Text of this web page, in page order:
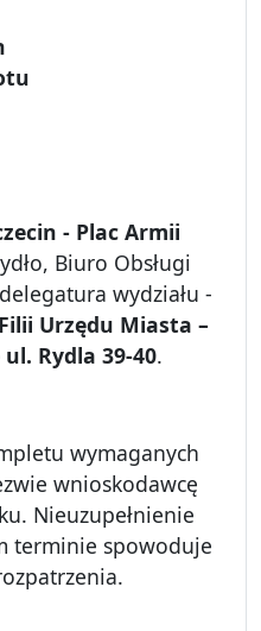
- Plac Armii
Biuro Obsługi
wydziału -
Urzędu Miasta –
Rydla 39-40.
wymaganych
wnioskodawcę
Nieuzupełnienie
terminie spowoduje